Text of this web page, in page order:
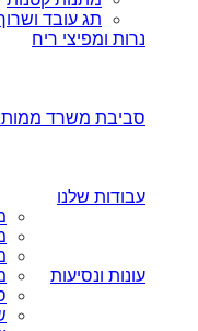
תג עובד
נרות ומפיצי ריח
סביבת משרד
עבודות שלנו
עונות ונסיעות